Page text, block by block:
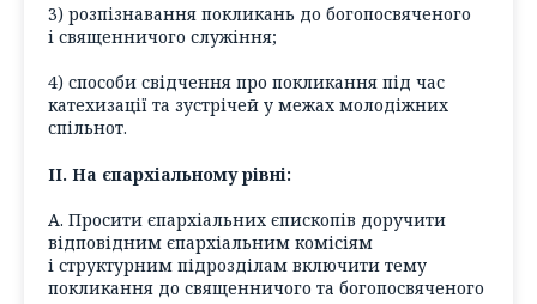
3) розпізнавання покликань до богопосвяченого
і священничого служіння;
4) способи свідчення про покликання під час
катехизації та зустрічей у межах молодіжних
спільнот.
ІІ. На єпархіальному рівні:
А. Просити єпархіальних єпископів доручити
відповідним єпархіальним комісіям
і структурним підрозділам включити тему
покликання до священничого та богопосвяченого